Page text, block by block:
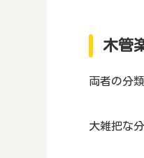
木管
両者の分
大雑把な